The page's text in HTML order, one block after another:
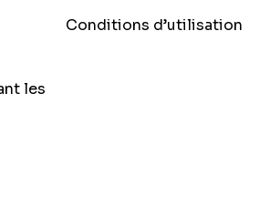
Conditions d’utilisation
les